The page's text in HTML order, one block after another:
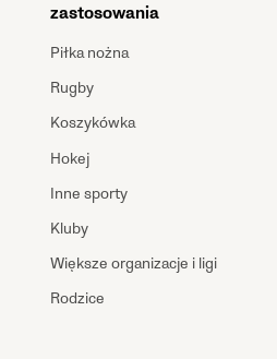
zastosowania
Piłka nożna
Rugby
Koszykówka
Hokej
Inne sporty
Kluby
Większe organizacje i ligi
Rodzice